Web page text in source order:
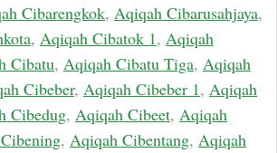
Cibarengkok, Aqiqah Cibarusahjaya,
, Aqiqah Cibatok 1, Aqiqah
Cibatu, Aqiqah Cibatu Tiga, Aqiqah
Cibeber, Aqiqah Cibeber 1, Aqiqah
Cibedug, Aqiqah Cibeet, Aqiqah
, Aqiqah Cibentang, Aqiqah